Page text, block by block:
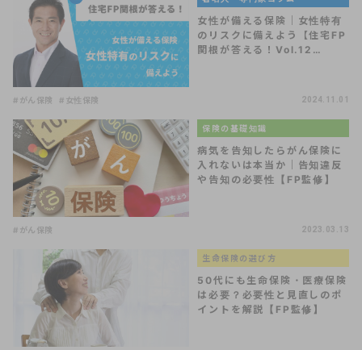
女性が備える保険｜女性特有
のリスクに備えよう【住宅FP
関根が答える！Vol.12…
#がん保険 #女性保険 2024.11.01
保険の基礎知識
病気を告知したらがん保険に
入れないは本当か｜告知違反
や告知の必要性【FP監修】
#がん保険 2023.03.13
生命保険の選び方
50代にも生命保険・医療保険
は必要？必要性と見直しのポ
イントを解説【FP監修】